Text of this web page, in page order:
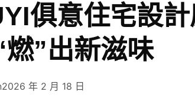
俱意住宅設
”出新滋味
2026 年 2 月 18 日